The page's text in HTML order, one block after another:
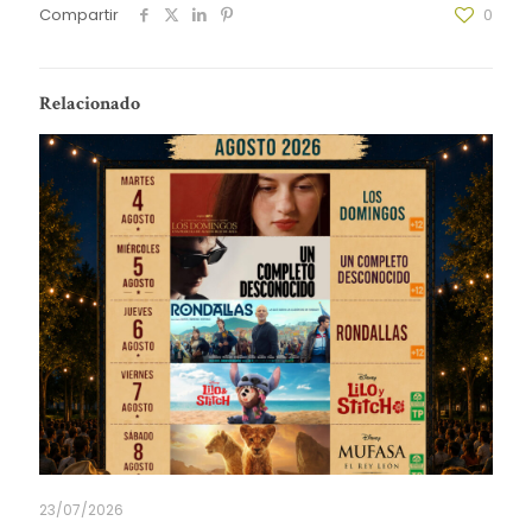
Compartir 0
Relacionado
23/07/2026